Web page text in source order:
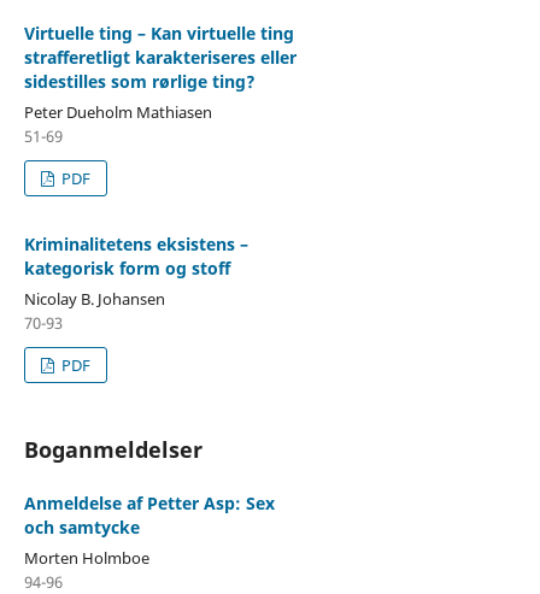
Virtuelle ting – Kan virtuelle ting
strafferetligt karakteriseres eller
sidestilles som rørlige ting?
Peter Dueholm Mathiasen
51-69
PDF
Kriminalitetens eksistens –
kategorisk form og stoff
Nicolay B. Johansen
70-93
PDF
Boganmeldelser
Anmeldelse af Petter Asp: Sex
och samtycke
Morten Holmboe
94-96